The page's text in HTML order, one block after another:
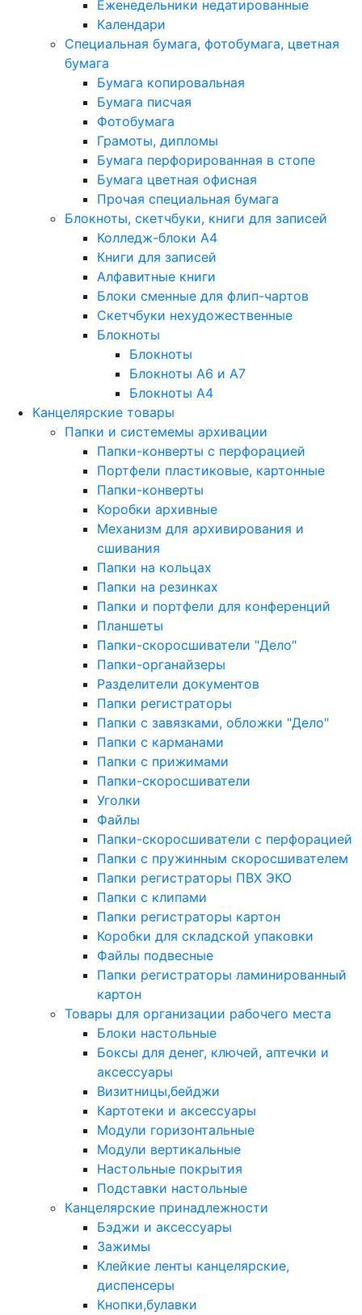
Еженедельники недатированные
Календари
Специальная бумага, фотобумага, цветная
бумага
Бумага копировальная
Бумага писчая
Фотобумага
Грамоты, дипломы
Бумага перфорированная в стопе
Бумага цветная офисная
Прочая специальная бумага
Блокноты, скетчбуки, книги для записей
Колледж-блоки А4
Книги для записей
Алфавитные книги
Блоки сменные для флип-чартов
Скетчбуки нехудожественные
Блокноты
Блокноты
Блокноты A6 и A7
Блокноты A4
Канцелярские товары
Папки и системемы архивации
Папки-конверты с перфорацией
Портфели пластиковые, картонные
Папки-конверты
Коробки архивные
Механизм для архивирования и
сшивания
Папки на кольцах
Папки на резинках
Папки и портфели для конференций
Планшеты
Папки-скоросшиватели "Дело"
Папки-органайзеры
Разделители документов
Папки регистраторы
Папки с завязками, обложки "Дело"
Папки с карманами
Папки с прижимами
Папки-скоросшиватели
Уголки
Файлы
Папки-скоросшиватели с перфорацией
Папки с пружинным скоросшивателем
Папки регистраторы ПВХ ЭКО
Папки с клипами
Папки регистраторы картон
Коробки для складской упаковки
Файлы подвесные
Папки регистраторы ламинированный
картон
Товары для организации рабочего места
Блоки настольные
Боксы для денег, ключей, аптечки и
аксессуары
Визитницы,бейджи
Картотеки и аксессуары
Модули горизонтальные
Модули вертикальные
Настольные покрытия
Подставки настольные
Канцелярские принадлежности
Бэджи и аксессуары
Зажимы
Клейкие ленты канцелярские,
диспенсеры
Кнопки,булавки